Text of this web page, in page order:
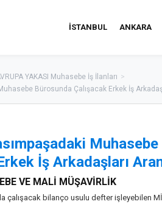
İSTANBUL ANKARA
YAKASI Muhasebe İş İlanları >
Bürosunda Çalışacak Erkek İş
İş Arkadaşları
VE MALİ MÜŞAVİRLİK
çalışacak bilanço usulu defter işleyebilen